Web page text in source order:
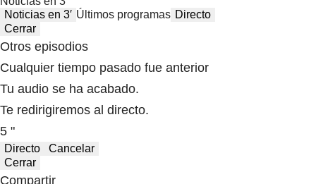
Noticias en 3′ Últimos programas Directo
Cerrar
Otros episodios
Cualquier tiempo pasado fue anterior
Tu audio se ha acabado.
Te redirigiremos al directo.
5 "
Directo
Cancelar
Cerrar
Compartir